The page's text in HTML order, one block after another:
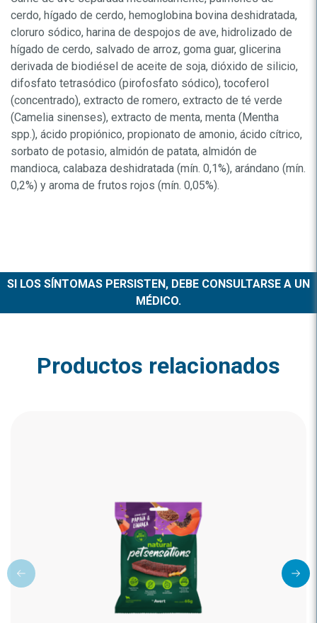
cerdo, hígado de cerdo, hemoglobina bovina deshidratada,
cloruro sódico, harina de despojos de ave, hidrolizado de
hígado de cerdo, salvado de arroz, goma guar, glicerina
derivada de biodiésel de aceite de soja, dióxido de silicio,
difosfato tetrasódico (pirofosfato sódico), tocoferol
(concentrado), extracto de romero, extracto de té verde
(Camelia sinenses), extracto de menta, menta (Mentha
spp.), ácido propiónico, propionato de amonio, ácido cítrico,
sorbato de potasio, almidón de patata, almidón de
mandioca, calabaza deshidratada (mín. 0,1%), arándano (mín.
0,2%) y aroma de frutos rojos (mín. 0,05%).
SI LOS SÍNTOMAS PERSISTEN, DEBE CONSULTARSE A UN
MÉDICO.
Productos relacionados